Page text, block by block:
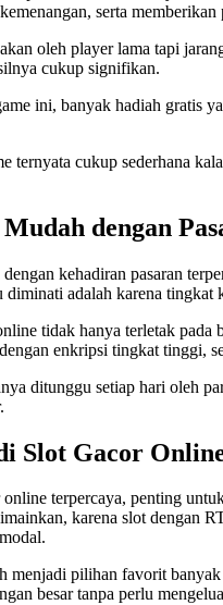
serta
oleh player lama tapi
cukup signifikan.
ini, banyak hadiah gratis
ternyata cukup sederhana
dengan
kehadiran pasaran
diminati adalah karena tingkat
tidak hanya terletak pada
enkripsi tingkat tinggi,
ditunggu setiap hari oleh
Slot Gacor
terpercaya, penting
karena slot dengan
menjadi pilihan favorit
besar tanpa perlu